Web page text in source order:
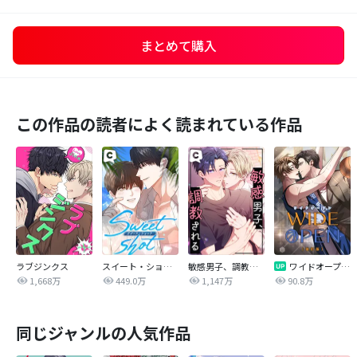
まとめて購入
この作品の読者によく読まれている作品
ラブジンクス
1,668万
スイート・ショット
449.0万
敏感男子、調教される
1,147万
ワイドオープン【改訂版】
90.8万
同じジャンルの人気作品